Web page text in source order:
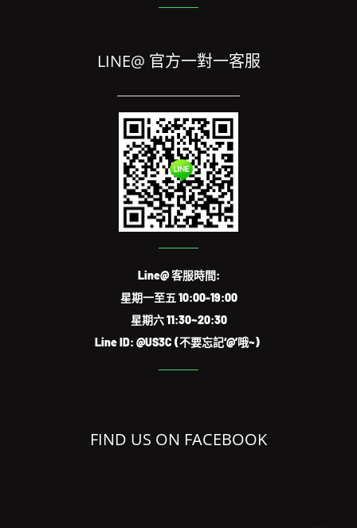
LINE@ 官方一對一客服
Line@ 客服時間:
星期一至五 10:00-19:00
星期六 11:30~20:30
Line ID: @US3C (不要忘記‘@’哦~)
FIND US ON FACEBOOK